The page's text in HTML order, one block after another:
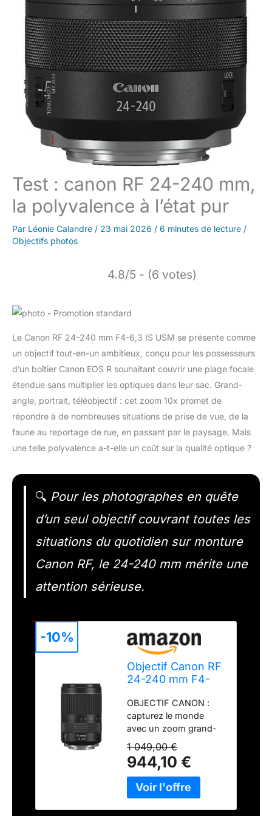
Test : canon RF 24-240 mm,
la polyvalence à l’état pur
Par Léonie Calandre / 23 mai 2026 / 6 minutes de lecture /
Objectifs photos
4.8/5 - (6 votes)
Le Canon RF 24-240 mm F4-6,3 IS USM se présente comme
un objectif tout-en-un ambitieux, conçu pour les possesseurs
d’un boîtier Canon EOS R souhaitant couvrir une plage focale
étendue sans multiplier les optiques dans leur sac. Grand-
angle, portrait, téléobjectif : cet zoom 10x promet de
répondre à de nombreuses situations de prise de vue, de la
faune au reportage de rue, en passant par le paysage. Mais
une telle polyvalence a-t-elle un coût sur la qualité optique ?
🔍 Pour les photographes en quête
d’un seul objectif couvrant toutes les
situations du quotidien sur monture
Canon RF, le 24-240 mm mérite une
attention sérieuse.
Objectif Canon RF
24-240 mm F4-
téléobjectif et
grand-angle
standard 10x,
faune, paysage,
rue, compatible
avec le système
Canon EOS R
OBJECTIF CANON :
capturez le monde
avec un zoom grand-
angle, standard et
téléobjectif,
stabilisateur d'image
optique avancé et
plage polyvalente de
1 049,00 €
944,10 €
-10%